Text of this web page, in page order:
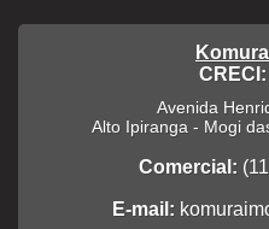
Avenida
Alto Ipiranga - Mogi
Comercial:
E-mail: